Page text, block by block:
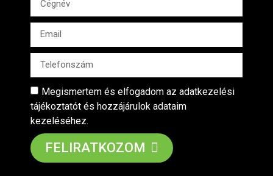
Megismertem és elfogadom az adatkezelési
tájékoztatót és hozzájárulok adataim
kezeléséhez.
FELIRATKOZOM